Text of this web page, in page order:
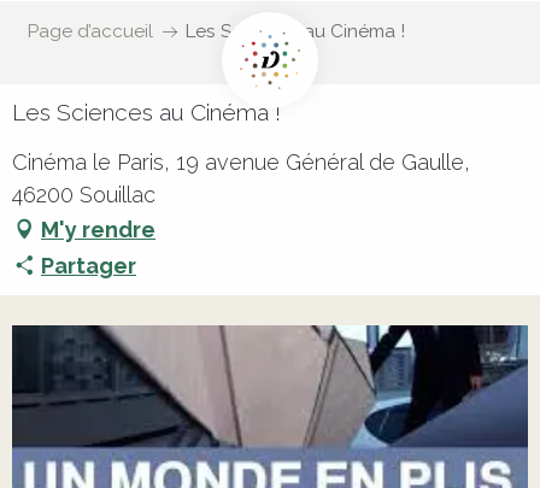
Page d’accueil Les Sciences au Cinéma !
Les Sciences au Cinéma !
Cinéma le Paris, 19 avenue Général de Gaulle,
46200 Souillac
M'y rendre
Partager